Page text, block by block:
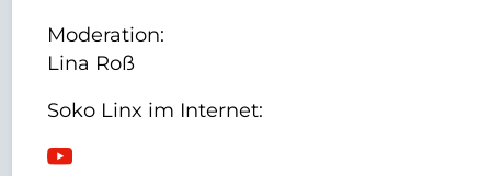
Moderation:
Lina Roß
Soko Linx im Internet: